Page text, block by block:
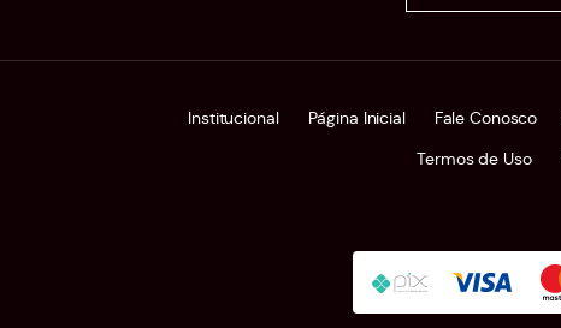
Institucional Página Inicial Fale Conosco
Termos de Uso